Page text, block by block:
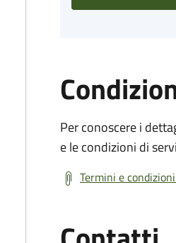
Per conoscere i
e le condizioni di
Termini e